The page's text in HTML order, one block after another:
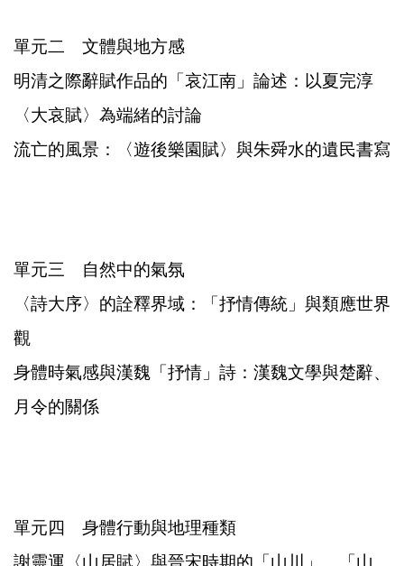
單元二 文體與地方感
明清之際辭賦作品的「哀江南」論述：以夏完淳
〈大哀賦〉為端緒的討論
流亡的風景：〈遊後樂園賦〉與朱舜水的遺民書寫
單元三 自然中的氣氛
〈詩大序〉的詮釋界域：「抒情傳統」與類應世界
觀
身體時氣感與漢魏「抒情」詩：漢魏文學與楚辭、
月令的關係
單元四 身體行動與地理種類
謝靈運〈山居賦〉與晉宋時期的「山川」、「山